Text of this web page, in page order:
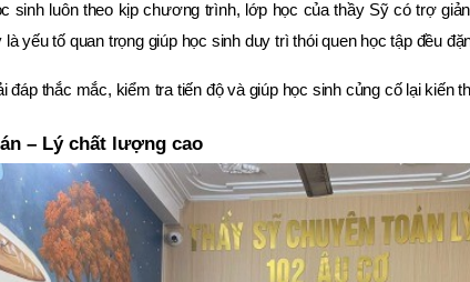
sinh luôn theo kịp chương trình, lớp học của thầy Sỹ có trợ
yếu tố quan trọng giúp học sinh duy trì thói quen học tập đều
đáp thắc mắc, kiểm tra tiến độ và giúp học sinh củng cố lại kiến
– Lý chất lượng cao